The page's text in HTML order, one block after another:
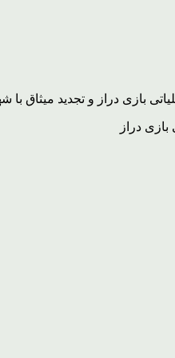
بازی دراز و تجدید میثاق با